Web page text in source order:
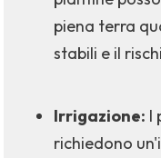
piena terra
stabili e il
Irrigazione: I
richiedono